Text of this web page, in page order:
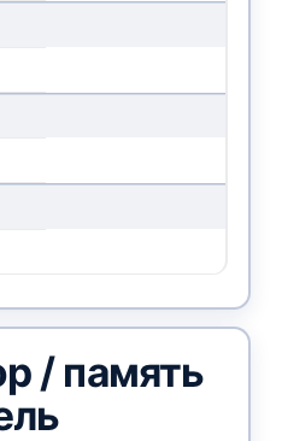
/ память